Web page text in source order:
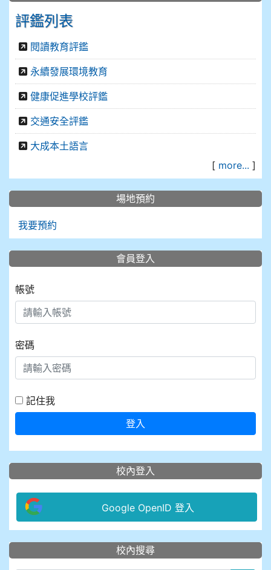
評鑑列表
閱讀教育評鑑
永續發展環境教育
健康促進學校評鑑
交通安全評鑑
大成本土語言
[ more... ]
場地預約
我要預約
會員登入
帳號
密碼
記住我
登入
校內登入
Google OpenID 登入
::: 校內搜尋